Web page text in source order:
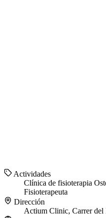
Actividades
Clínica de fisioterapia
Fisioterapeuta
Dirección
Actium Clinic, Carrer